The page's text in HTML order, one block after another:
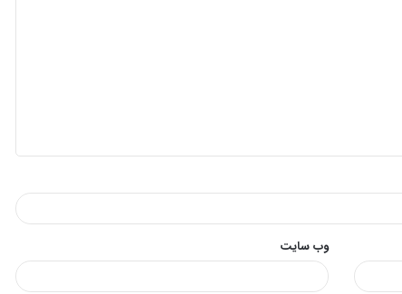
وب‌ سایت